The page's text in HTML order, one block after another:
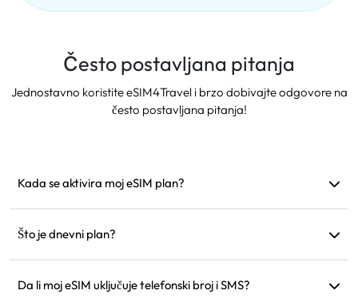
Često postavljana pitanja
Jednostavno koristite eSIM4Travel i brzo dobivajte odgovore na
često postavljana pitanja!
Kada se aktivira moj eSIM plan?
Preporučujemo instalaciju prije polaska.
Što je dnevni plan?
sljedećeg dana. Ako potrošite podatke za taj dan, brzina će
Da li moj eSIM uključuje telefonski broj i SMS?